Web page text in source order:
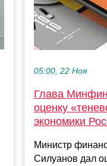
05:00, 22 Ноя
Глава
оценку
экономики
Министр
Силуанов дал